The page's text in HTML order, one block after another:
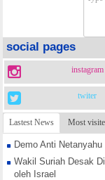
social pages
instagram
twiter
Lastest News Most
Demo Anti
Wakil Suriah Desak
oleh Israel